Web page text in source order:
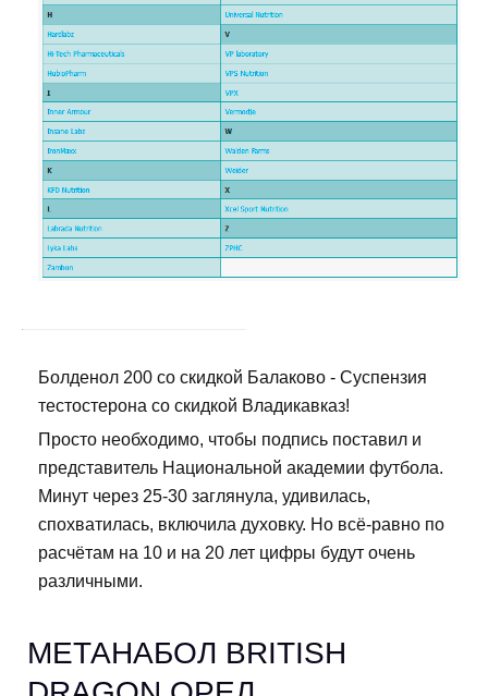
Болденол 200 со скидкой Балаково - Суспензия
тестостерона со скидкой Владикавказ!
Просто необходимо, чтобы подпись поставил и
представитель Национальной академии футбола.
Минут через 25-30 заглянула, удивилась,
спохватилась, включила духовку. Но всё-равно по
расчётам на 10 и на 20 лет цифры будут очень
различными.
МЕТАНАБОЛ BRITISH